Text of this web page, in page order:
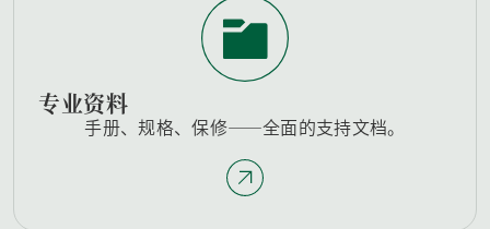
专业资料
手册、规格、保修——全面的支持文档。